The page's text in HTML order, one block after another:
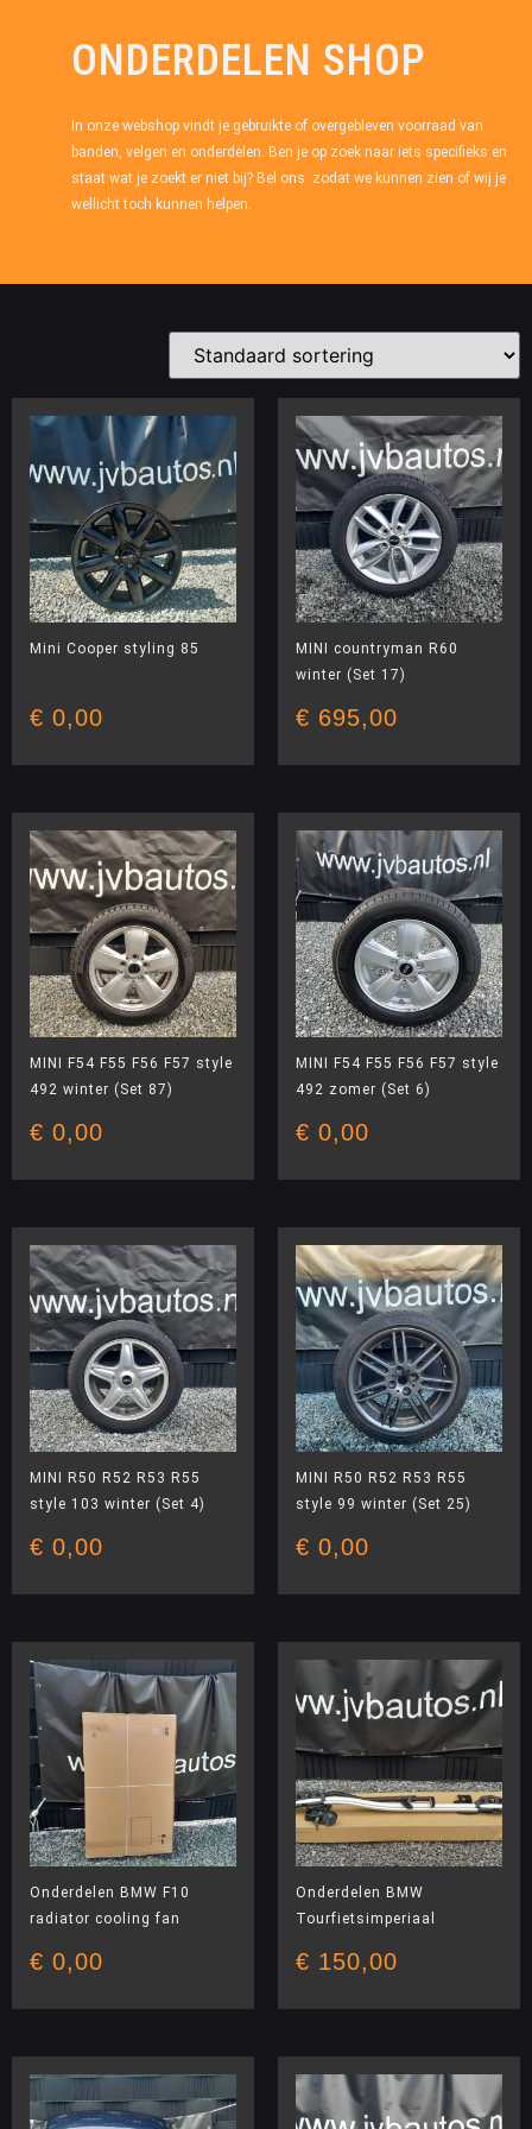
ONDERDELEN SHOP
In onze webshop vindt je gebruikte of overgebleven voorraad van
banden, velgen en onderdelen. Ben je op zoek naar iets specifieks en
staat wat je zoekt er niet bij? Bel ons zodat we kunnen zien of wij je
wellicht toch kunnen helpen.
Mini Cooper styling 85
€ 0,00
MINI countryman R60
winter (Set 17)
€ 695,00
MINI F54 F55 F56 F57 style
492 winter (Set 87)
€ 0,00
MINI F54 F55 F56 F57 style
492 zomer (Set 6)
€ 0,00
MINI R50 R52 R53 R55
style 103 winter (Set 4)
€ 0,00
MINI R50 R52 R53 R55
style 99 winter (Set 25)
€ 0,00
Onderdelen BMW F10
radiator cooling fan
€ 0,00
Onderdelen BMW
Tourfietsimperiaal
€ 150,00